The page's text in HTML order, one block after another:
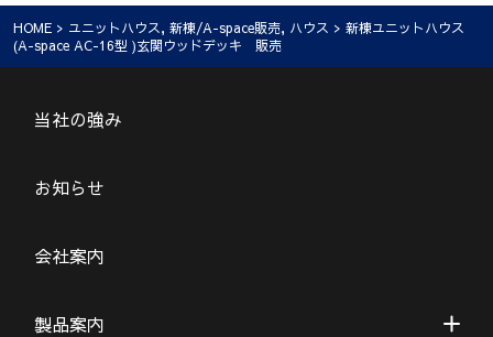
HOME > ユニットハウス, 新棟/A-space販売, ハウス > 新棟ユニットハウス
(A-space AC-16型 )玄関ウッドデッキ 販売
当社の強み
お知らせ
会社案内
製品案内